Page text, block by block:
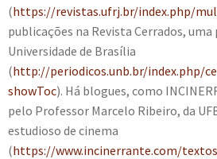
(https://revistas.ufrj.br/index.php/
publicações na Revista Cerrados, uma
Universidade de Brasília
(http://periodicos.unb.br/index.php/
showToc). Há blogues, como
pelo Professor Marcelo Ribeiro, da
estudioso de cinema
(https://www.incinerrante.com/